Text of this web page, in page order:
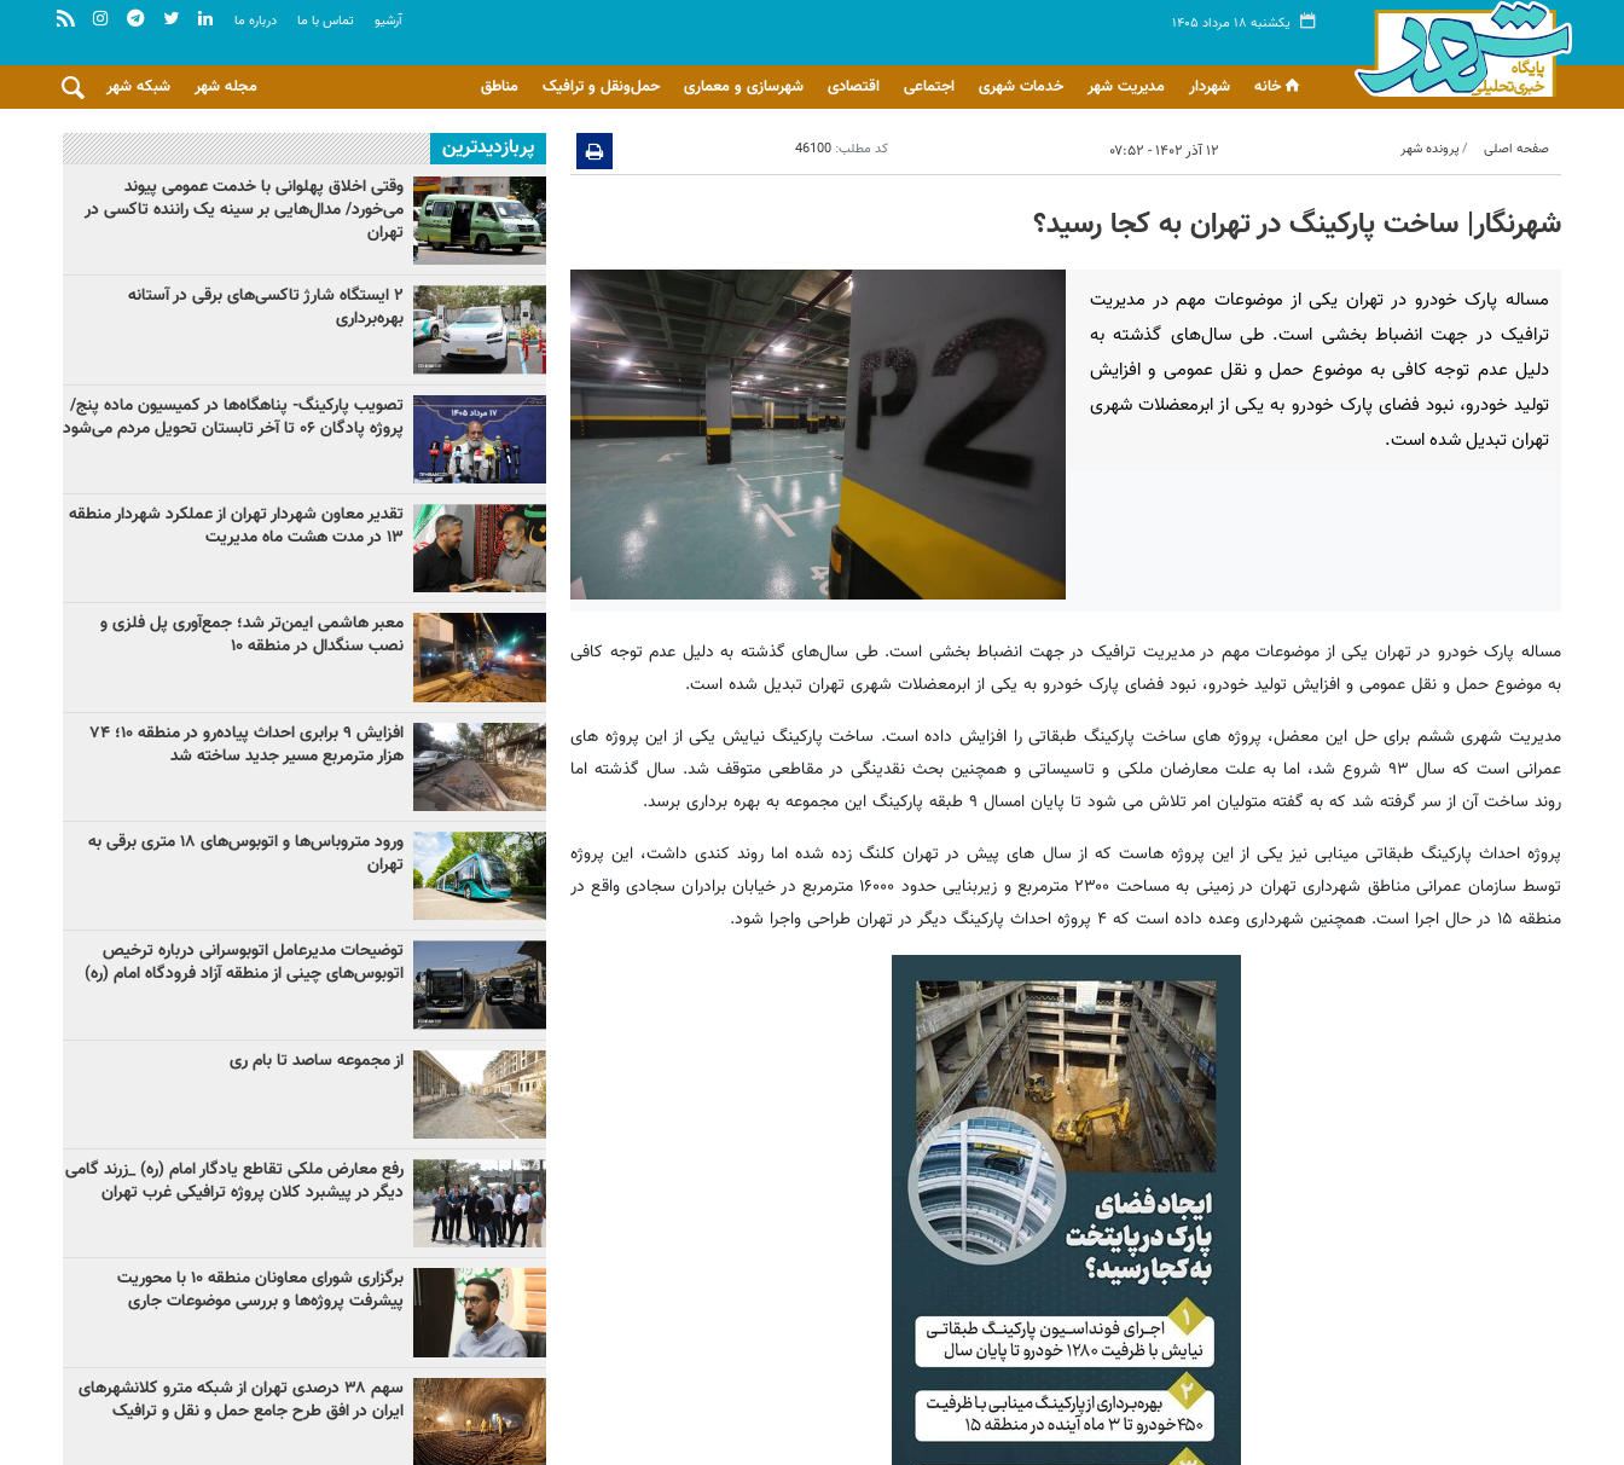
یکشنبه ۱۸ مرداد ۱۴۰۵ آرشيو تماس با ما درباره ما
خانه شهردار مدیریت شهر خدمات شهری اجتماعی اقتصادی شهرسازی و معماری حمل‌ونقل و ترافیک مناطق شبکه شهر مجله شهر
صفحه اصلی پرونده شهر ۱۲ آذر ۱۴۰۲ - ۰۷:۵۲ کد مطلب: 46100
شهرنگار| ساخت پارکینگ در تهران به کجا رسید؟
مساله پارک خودرو در تهران یکی از موضوعات مهم در مدیریت
ترافیک در جهت انضباط‌ بخشی است. طی سال‌های گذشته به
دلیل عدم توجه کافی به موضوع حمل و نقل عمومی و افزایش
تولید خودرو، نبود فضای پارک خودرو به یکی از ابرمعضلات شهری
تهران تبدیل شده است.
مساله پارک خودرو در تهران یکی از موضوعات مهم در مدیریت ترافیک در جهت انضباط‌ بخشی است. طی سال‌های گذشته به دلیل عدم توجه کافی
به موضوع حمل و نقل عمومی و افزایش تولید خودرو، نبود فضای پارک خودرو به یکی از ابرمعضلات شهری تهران تبدیل شده است.
مدیریت شهری ششم برای حل این معضل، پروژه های ساخت پارکینگ طبقاتی را افزایش داده است. ساخت پارکینگ نیایش یکی از این پروژه های
عمرانی است که سال ۹۳ شروع شد، اما به علت معارضان ملکی و تاسیساتی و همچنین بحث نقدینگی در مقاطعی متوقف شد. سال گذشته اما
روند ساخت آن از سر گرفته شد که به گفته متولیان امر تلاش می شود تا پایان امسال ۹ طبقه پارکینگ این مجموعه به بهره برداری برسد.
پروژه احداث پارکینگ طبقاتی مینابی نیز یکی از این پروژه هاست که از سال های پیش در تهران کلنگ زده شده اما روند کندی داشت، این پروژه
توسط سازمان عمرانی مناطق شهرداری تهران در زمینی به مساحت ۲۳۰۰ مترمربع و زیربنایی حدود ۱۶۰۰۰ مترمربع در خیابان برادران سجادی واقع در
منطقه ۱۵ در حال اجرا است. همچنین شهرداری وعده داده است که ۴ پروژه احداث پارکینگ دیگر در تهران طراحی واجرا شود.
پربازدیدترین
وقتی اخلاق پهلوانی با خدمت عمومی پیوند
می‌خورد/ مدال‌هایی بر سینه یک راننده تاکسی در
تهران
۲ ایستگاه شارژ تاکسی‌های برقی در آستانه
بهره‌برداری
تصویب پارکینگ- پناهگاه‌ها در کمیسیون ماده پنج/
پروژه پادگان ۰۶ تا آخر تابستان تحویل مردم می‌شود
تقدیر معاون شهردار تهران از عملکرد شهردار منطقه
۱۳ در مدت هشت ماه مدیریت
معبر هاشمی ایمن‌تر شد؛ جمع‌آوری پل فلزی و
نصب سنگدال در منطقه ۱۰
افزایش ۹ برابری احداث پیاده‌رو در منطقه ۱۰؛ ۷۴
هزار مترمربع مسیر جدید ساخته شد
ورود متروباس‌ها و اتوبوس‌های ۱۸ متری برقی به
تهران
توضیحات مدیرعامل اتوبوسرانی درباره ترخیص
اتوبوس‌های چینی از منطقه آزاد فرودگاه امام (ره)
از مجموعه ساصد تا بام ری
رفع معارض ملکی تقاطع یادگار امام (ره) _زرند گامی
دیگر در پیشبرد کلان پروژه‌ ترافیکی غرب تهران
برگزاری شورای معاونان منطقه ۱۰ با محوریت
پیشرفت پروژه‌ها و بررسی موضوعات جاری
سهم ۳۸ درصدی تهران از شبکه مترو کلانشهرهای
ایران در افق طرح جامع حمل و نقل و ترافیک